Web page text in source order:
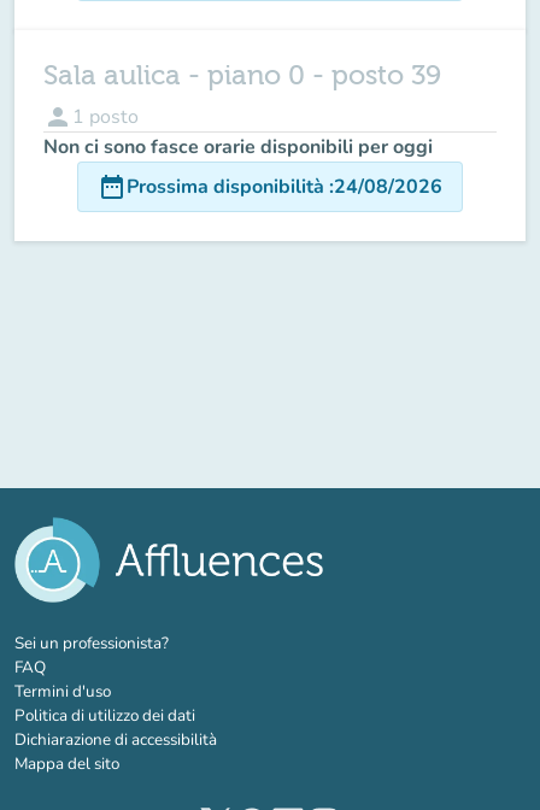
Sala aulica - piano 0 - posto 39
person 1 posto
Non ci sono fasce orarie disponibili per oggi
date_rangeProssima disponibilità :24/08/2026
Sei un professionista?(nuova scheda)
FAQ
Termini d'uso
Politica di utilizzo dei dati
Dichiarazione di accessibilità
Mappa del sito